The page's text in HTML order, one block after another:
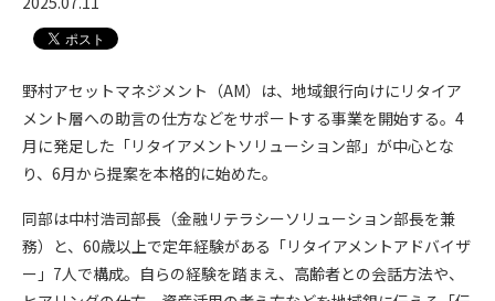
野村アセットマネジメント（AM）は、地域銀行向けにリタイア
メント層への助言の仕方などをサポートする事業を開始する。4
月に発足した「リタイアメントソリューション部」が中心とな
り、6月から提案を本格的に始めた。
同部は中村浩司部長（金融リテラシーソリューション部長を兼
務）と、60歳以上で定年経験がある「リタイアメントアドバイザ
ー」7人で構成。自らの経験を踏まえ、高齢者との会話方法や、